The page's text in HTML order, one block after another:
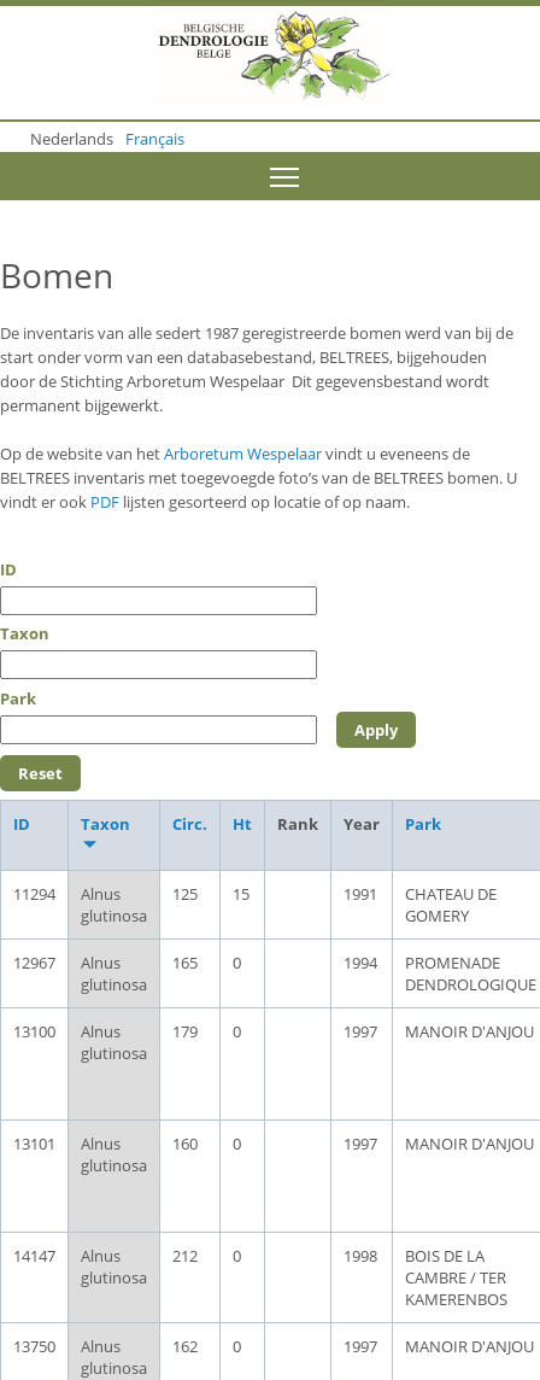
o
m
n
n
t
Nederlands Français
Bomen
De inventaris van alle sedert 1987 geregistreerde bomen werd van bij de
start onder vorm van een databasebestand, BELTREES, bijgehouden
door de Stichting Arboretum Wespelaar Dit gegevensbestand wordt
permanent bijgewerkt.
Op de website van hetArboretum Wespelaarvindt u eveneens de
BELTREES inventaris met toegevoegde foto’s van de BELTREES bomen. U
vindt er ook PDF lijsten gesorteerd op locatie of op naam.
ID
Taxon
Park
ID Taxon Circ. Ht Rank Year Park
11294
Alnus
glutinosa
125 15 1991
CHATEAU DE
GOMERY
12967
Alnus
glutinosa
165 0 1994
PROMENADE
DENDROLOGIQUE
13100
Alnus
glutinosa
179 0 1997 MANOIR D'ANJOU
13101
Alnus
glutinosa
160 0 1997 MANOIR D'ANJOU
14147
Alnus
glutinosa
212 0 1998
BOIS DE LA
CAMBRE / TER
KAMERENBOS
13750
Alnus
glutinosa
162 0 1997 MANOIR D'ANJOU